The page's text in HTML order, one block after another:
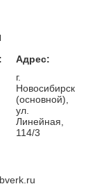
Адрес:
г.
Новосибирск
(основной),
ул.
Линейная,
114/3